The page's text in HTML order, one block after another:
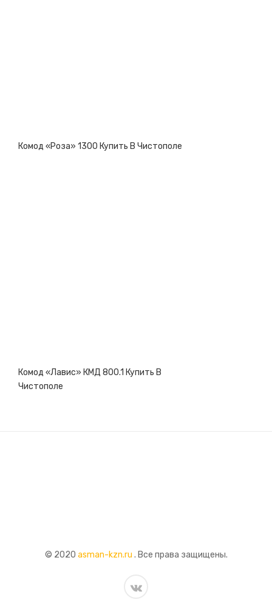
Комод «Роза» 1300 Купить В Чистополе
Комод «Лавис» КМД 800.1 Купить В
Чистополе
© 2020 asman-kzn.ru . Все права защищены.